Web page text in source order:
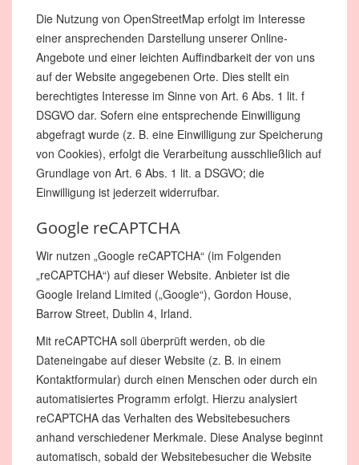
Die Nutzung von OpenStreetMap erfolgt im Interesse
einer ansprechenden Darstellung unserer Online-
Angebote und einer leichten Auffindbarkeit der von uns
auf der Website angegebenen Orte. Dies stellt ein
berechtigtes Interesse im Sinne von Art. 6 Abs. 1 lit. f
DSGVO dar. Sofern eine entsprechende Einwilligung
abgefragt wurde (z. B. eine Einwilligung zur Speicherung
von Cookies), erfolgt die Verarbeitung ausschließlich auf
Grundlage von Art. 6 Abs. 1 lit. a DSGVO; die
Einwilligung ist jederzeit widerrufbar.
Google reCAPTCHA
Wir nutzen „Google reCAPTCHA“ (im Folgenden
„reCAPTCHA“) auf dieser Website. Anbieter ist die
Google Ireland Limited („Google“), Gordon House,
Barrow Street, Dublin 4, Irland.
Mit reCAPTCHA soll überprüft werden, ob die
Dateneingabe auf dieser Website (z. B. in einem
Kontaktformular) durch einen Menschen oder durch ein
automatisiertes Programm erfolgt. Hierzu analysiert
reCAPTCHA das Verhalten des Websitebesuchers
anhand verschiedener Merkmale. Diese Analyse beginnt
automatisch, sobald der Websitebesucher die Website